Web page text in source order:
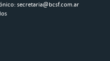
secretaria@bcsf.com.ar